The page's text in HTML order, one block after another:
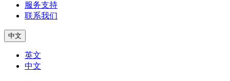
服务支持
联系我们
中文
英文
中文